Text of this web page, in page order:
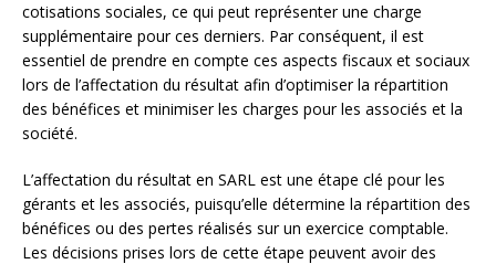
cotisations sociales, ce qui peut représenter une charge
supplémentaire pour ces derniers. Par conséquent, il est
essentiel de prendre en compte ces aspects fiscaux et sociaux
lors de l’affectation du résultat afin d’optimiser la répartition
des bénéfices et minimiser les charges pour les associés et la
société.
L’affectation du résultat en SARL est une étape clé pour les
gérants et les associés, puisqu’elle détermine la répartition des
bénéfices ou des pertes réalisés sur un exercice comptable.
Les décisions prises lors de cette étape peuvent avoir des